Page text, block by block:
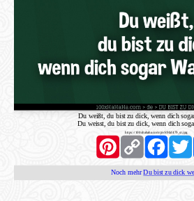
Du weißt, du bist zu dick, wenn dich
Du weisst, du bist zu dick, wenn dich
https://100xhahaha.com/pic!c9faf479_st.jpg
PinterestCopy
Link
Facebook
Noch mehrDu bist zu dick